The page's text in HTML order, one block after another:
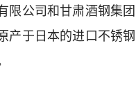
限公司和甘肃酒钢集团
产于日本的进口不锈钢